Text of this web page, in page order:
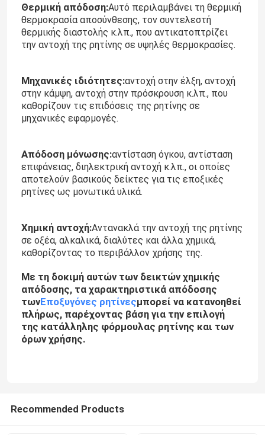
Επισκέψεις στο εργοστάσιο
Έλεγχος ποιότητας
Επικοινωνήστε μαζί μας
Ιστολόγιο
Ζητήστε μια προσφορά
Ηλεκτρική Εποξειδική Ρητίνη
Εξωτερική Εποξειδική Ρητίνη
Εποξειδική Ρητίνη Επιβραδυντική Φλόγας
Εποξειδική Ρητίνη Ένεσης
Θερμική απόδοση:Αυτό περιλαμβάνει τη θερμική
θερμοκρασία αποσύνθεσης, τον συντελεστή
θερμικής διαστολής κ.λπ., που αντικατοπτρίζει
την αντοχή της ρητίνης σε υψηλές θερμοκρασίες.
Μηχανικές ιδιότητες:αντοχή στην έλξη, αντοχή
στην κάμψη, αντοχή στην πρόσκρουση κ.λπ., που
καθορίζουν τις επιδόσεις της ρητίνης σε
μηχανικές εφαρμογές.
Απόδοση μόνωσης:αντίσταση όγκου, αντίσταση
επιφάνειας, διηλεκτρική αντοχή κ.λπ., οι οποίες
αποτελούν βασικούς δείκτες για τις εποξικές
ρητίνες ως μονωτικά υλικά.
Χημική αντοχή:Αντανακλά την αντοχή της ρητίνης
σε οξέα, αλκαλικά, διαλύτες και άλλα χημικά,
καθορίζοντας το περιβάλλον χρήσης της.
Με τη δοκιμή αυτών των δεικτών χημικής
απόδοσης, τα χαρακτηριστικά απόδοσης
τωνΕποξυγόνες ρητίνεςμπορεί να κατανοηθεί
πλήρως, παρέχοντας βάση για την επιλογή
της κατάλληλης φόρμουλας ρητίνης και των
όρων χρήσης.
Recommended Products